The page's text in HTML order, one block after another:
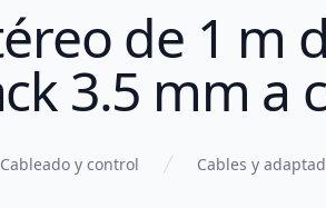
de 1 m
3.5 mm a
Cableado y control Cables y